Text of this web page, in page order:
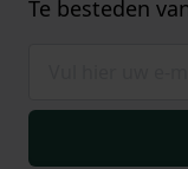
Te besteden